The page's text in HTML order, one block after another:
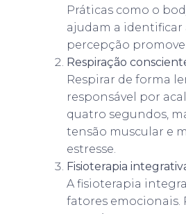
Práticas como o
ajudam a identificar
percepção
Respiração
Respirar de forma
responsável por
quatro segundos,
tensão muscular e
estresse.
Fisioterapia
A fisioterapia
fatores emocionais.